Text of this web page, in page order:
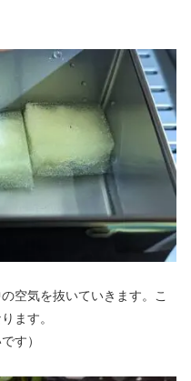
空気を抜いていきます。こ
ます。
す）